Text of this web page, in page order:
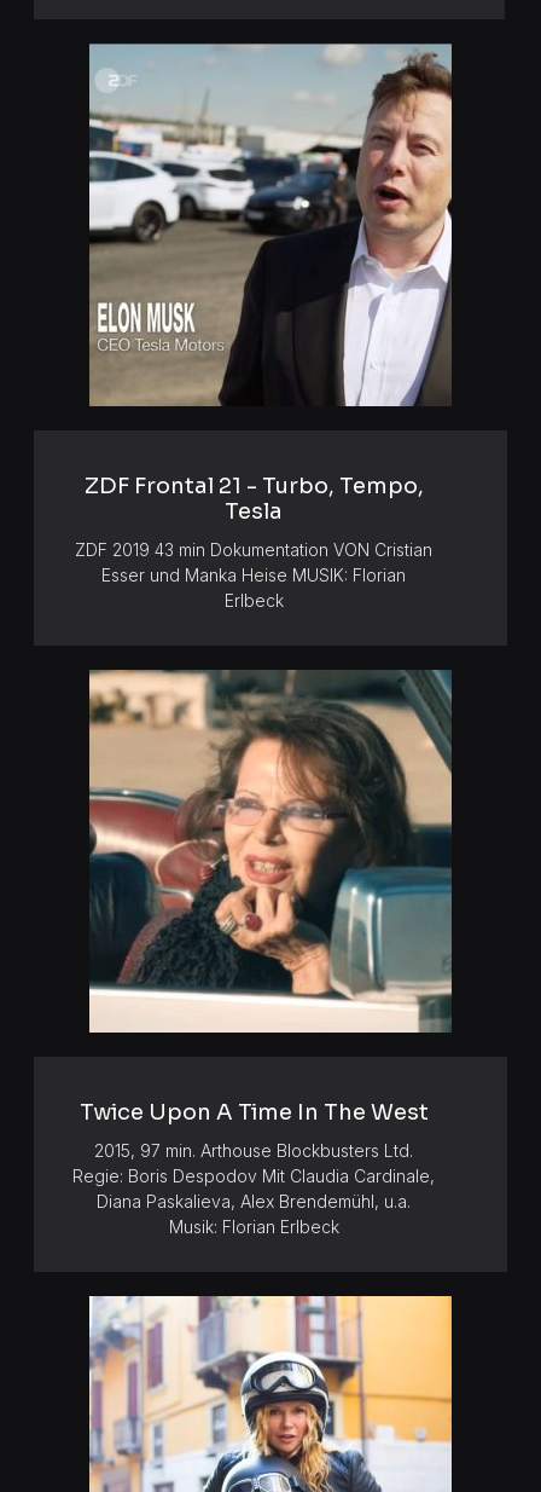
ZDF Frontal 21 - Turbo, Tempo,
Tesla
ZDF 2019 43 min Dokumentation VON Cristian
Esser und Manka Heise MUSIK: Florian
Erlbeck
Twice Upon A Time In The West
2015, 97 min. Arthouse Blockbusters Ltd.
Regie: Boris Despodov Mit Claudia Cardinale,
Diana Paskalieva, Alex Brendemühl, u.a.
Musik: Florian Erlbeck